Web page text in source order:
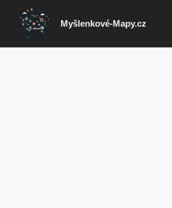
Přeskočit
obsah
Myšlenkové-Mapy.cz